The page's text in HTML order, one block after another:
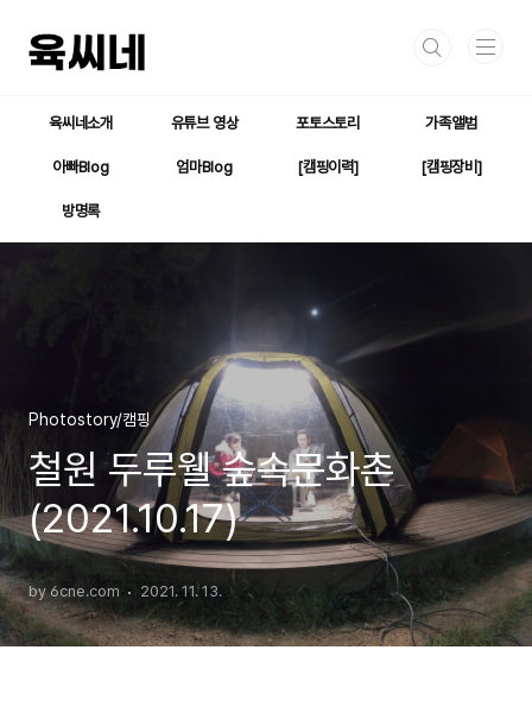
육씨네소개 유튜브 영상 포토스토리 가족앨범
아빠Blog 엄마Blog [캠핑이력] [캠핑장비]
방명록
Photostory/캠핑
철원 두루웰 숲속문화촌
(2021.10.17)
by 6cne.com 2021. 11. 13.